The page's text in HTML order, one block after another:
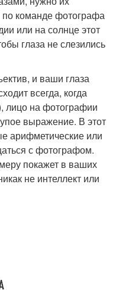
по команде фотографа
или на солнце этот
глаза не слезились
и ваши глаза
всегда, когда
лицо на фотографии
выражение. В этот
арифметические или
с фотографом.
покажет в ваших
не интеллект или